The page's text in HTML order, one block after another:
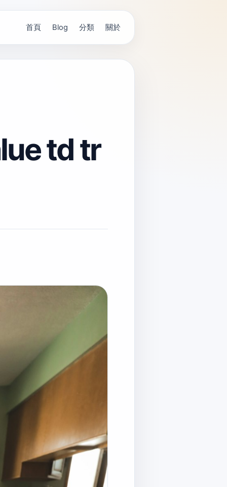
首頁 Blog 分類 關於
td tr